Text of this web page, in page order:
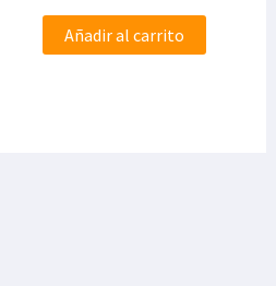
Añadir al carrito